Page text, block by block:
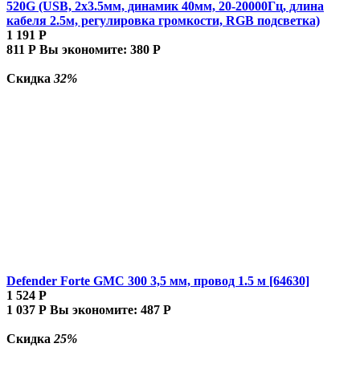
520G (USB, 2x3.5мм, динамик 40мм, 20-20000Гц, длина
кабеля 2.5м, регулировка громкости, RGB подсветка)
1 191 Р
811 Р Вы экономите: 380 Р
Скидка 32%
Defender Forte GMC 300 3,5 мм, провод 1.5 м [64630]
1 524 Р
1 037 Р Вы экономите: 487 Р
Скидка 25%